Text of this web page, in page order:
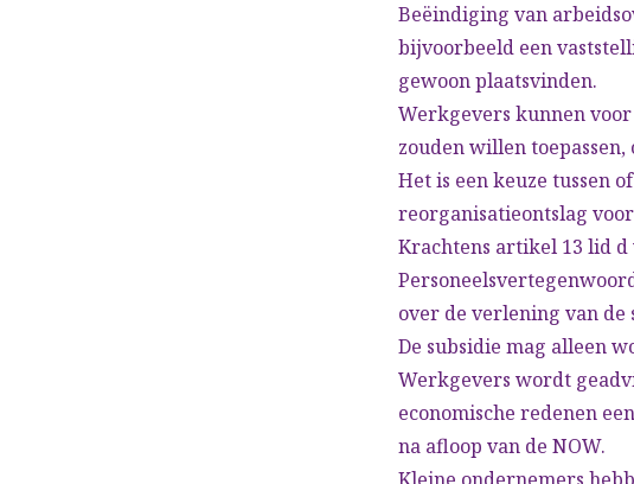
Beëindiging van
bijvoorbeeld een
gewoon plaatsvinden.
Werkgevers kunnen
zouden willen
Het is een keuze tussen
reorganisatieontslag
Krachtens artikel 13 lid
over de verlening van de
De subsidie mag alleen
Werkgevers wordt
economische redenen
na afloop van de NOW.